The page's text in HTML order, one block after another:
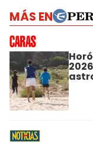
MÁS EN